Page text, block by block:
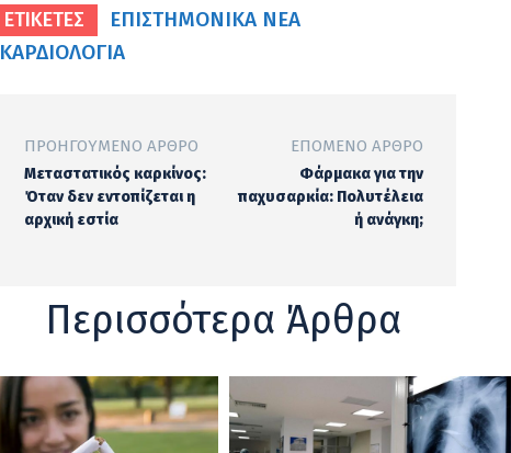
ΕΤΙΚΕΤΕΣ
ΕΠΙΣΤΗΜΟΝΙΚΆ ΝΈΑ
ΚΑΡΔΙΟΛΟΓΊΑ
ΠΡΟΗΓΟΎΜΕΝΟ ΆΡΘΡΟ
Μεταστατικός καρκίνος:
Όταν δεν εντοπίζεται η
αρχική εστία
ΕΠΌΜΕΝΟ ΆΡΘΡΟ
Φάρμακα για την
παχυσαρκία: Πολυτέλεια
ή ανάγκη;
Περισσότερα Άρθρα